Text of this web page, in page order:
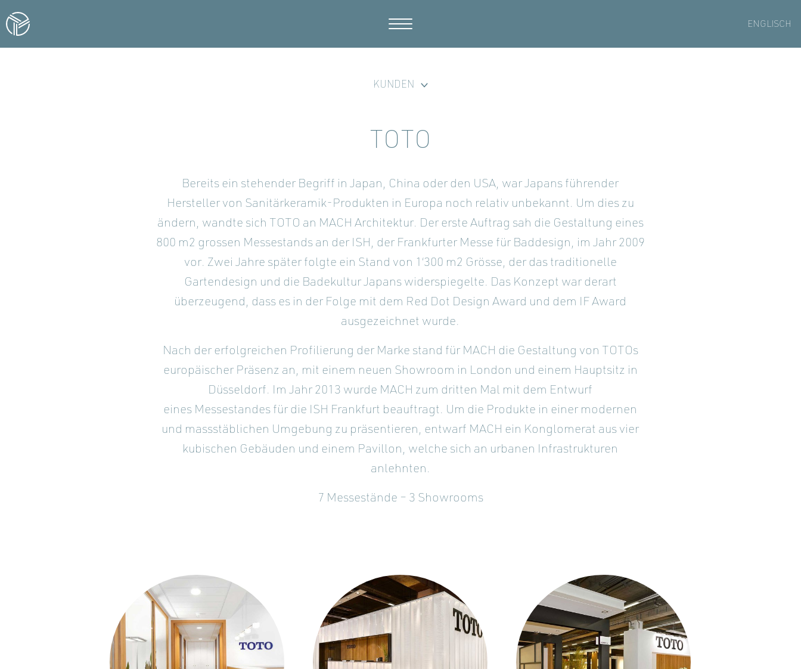
ENGLISCH
KUNDEN
TOTO
Bereits ein stehender Begriff in Japan, China oder den USA, war Japans führender
Hersteller von Sanitärkeramik-Produkten in Europa noch relativ unbekannt. Um dies zu
ändern, wandte sich TOTO an MACH Architektur. Der erste Auftrag sah die Gestaltung eines
800 m2 grossen Messestands an der ISH, der Frankfurter Messe für Baddesign, im Jahr 2009
vor. Zwei Jahre später folgte ein Stand von 1‘300 m2 Grösse, der das traditionelle
Gartendesign und die Badekultur Japans widerspiegelte. Das Konzept war derart
überzeugend, dass es in der Folge mit dem Red Dot Design Award und dem IF Award
ausgezeichnet wurde.
Nach der erfolgreichen Profilierung der Marke stand für MACH die Gestaltung von TOTOs
europäischer Präsenz an, mit einem neuen Showroom in London und einem Hauptsitz in
Düsseldorf. Im Jahr 2013 wurde MACH zum dritten Mal mit dem Entwurf
eines Messestandes für die ISH Frankfurt beauftragt. Um die Produkte in einer modernen
und massstäblichen Umgebung zu präsentieren, entwarf MACH ein Konglomerat aus vier
kubischen Gebäuden und einem Pavillon, welche sich an urbanen Infrastrukturen
anlehnten.
7 Messestände – 3 Showrooms